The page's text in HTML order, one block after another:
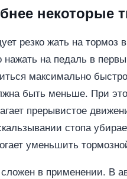
некоторые
резко жать на тормоз
нажать на педаль в
максимально
быть меньше. При
прерывистое
стопа
уменьшить
в применении. В